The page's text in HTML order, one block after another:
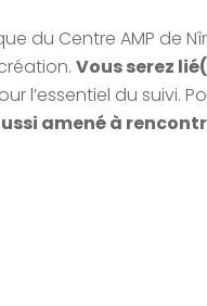
du Centre AMP de
Vous serez
l’essentiel du suivi.
amené à